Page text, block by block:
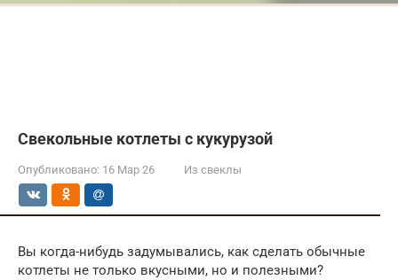
Свекольные котлеты с кукурузой
Опубликовано: 16 Мар 26 Из свеклы
Вы когда-нибудь задумывались, как сделать обычные
котлеты не только вкусными, но и полезными?